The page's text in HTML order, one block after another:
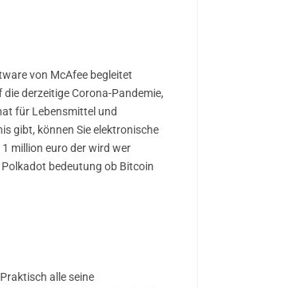
von McAfee begleitet
derzeitige Corona-Pandemie,
für Lebensmittel und
gibt, können Sie elektronische
million euro der wird wer
bedeutung ob Bitcoin
alle seine